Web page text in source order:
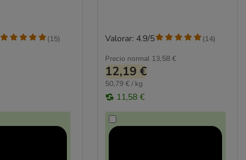
(15)
Precio normal 13,58 €
12,19 €
50,79 € / kg
11,58 €
Valorar: 4.9/5 (14)